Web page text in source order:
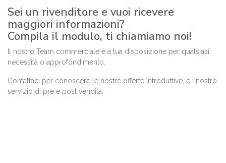
Sei un rivenditore e vuoi ricevere
maggiori informazioni?
Compila il modulo, ti chiamiamo noi!
Il nostro Team commerciale è a tua disposizione per qualsiasi
necessità o approfondimento.
Contattaci per conoscere le nostre offerte introduttive, e i nostro
servizio di pre e post vendita.